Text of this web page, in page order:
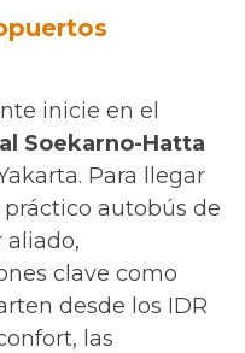
inicie en el
Soekarno-Hatta
Para llegar
autobús de
aliado,
clave como
desde los IDR
las